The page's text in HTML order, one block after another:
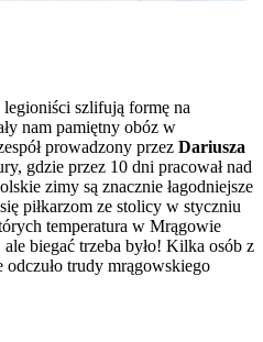
szlifują formę na
nam pamiętny obóz w
prowadzony przez Dariusza
gdzie przez 10 dni pracował nad
zimy są znacznie łagodniejsze
piłkarzom ze stolicy w styczniu
temperatura w Mrągowie
ale biegać trzeba było! Kilka osób z
odczuło trudy mrągowskiego